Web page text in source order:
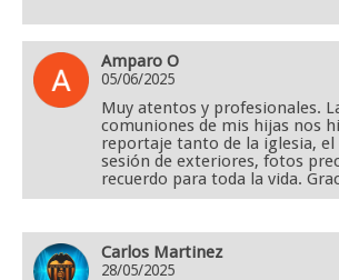
Amparo O
05/06/2025
Muy atentos y profesionales.
comuniones de mis hijas nos
reportaje tanto de la iglesia, el
sesión de exteriores, fotos
recuerdo para toda la vida.
Carlos Martinez
28/05/2025